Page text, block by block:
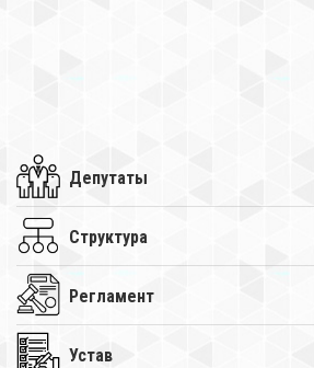
Депутаты
Структура
Регламент
Устав